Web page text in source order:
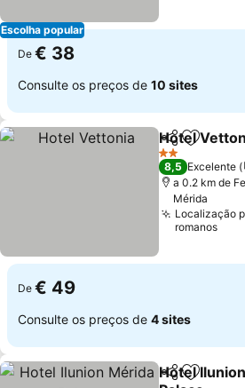
Escolha popular
De € 38
Consulte os preços de 10 sites
Partilhar
Hotel
2 Estrelas
8,5 Excelente
a 0.2 km de
Mérida
Localização
romanos
De € 49
Consulte os preços de 4 sites
Partilhar
Hotel